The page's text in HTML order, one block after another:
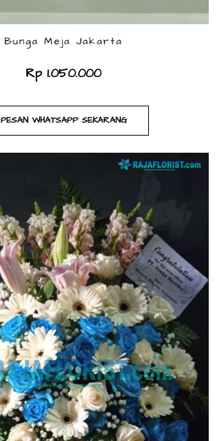
Bunga Meja Jakarta
Rp 1.050.000
PESAN WHATSAPP SEKARANG